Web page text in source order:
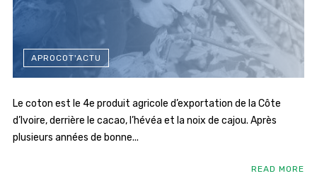
APROCOT'ACTU
Le coton est le 4e produit agricole d’exportation de la Côte
d’Ivoire, derrière le cacao, l’hévéa et la noix de cajou. Après
plusieurs années de bonne...
READ MORE